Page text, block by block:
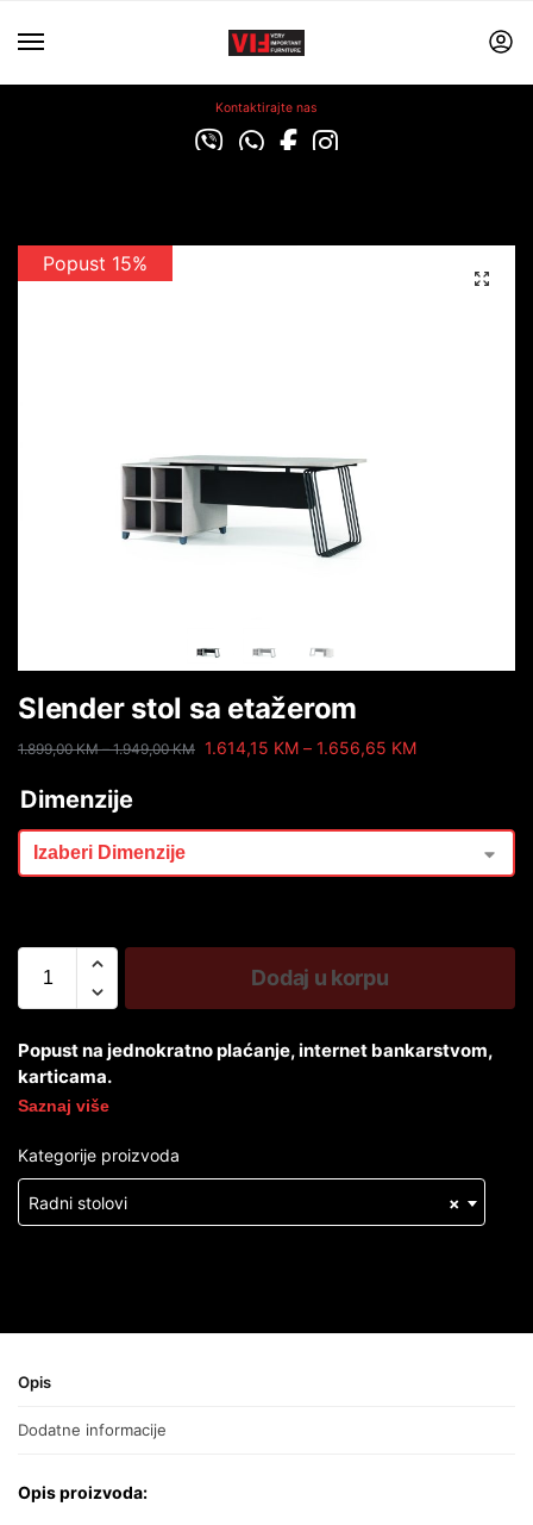
Kontaktirajte nas
Popust 15%
Slender stol sa etažerom
1.899,00KM – 1.949,00KM 1.614,15 KM – 1.656,65 KM
Dimenzije
Dodaj u korpu
Popust na jednokratno plaćanje, internet bankarstvom,
karticama.
Saznaj više
Kategorije proizvoda
×
Radni stolovi
Opis
Dodatne informacije
Opis proizvoda: